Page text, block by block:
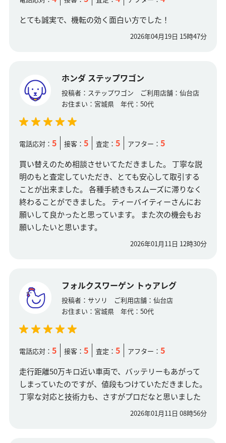
とても誠実で、機転の効く面白い方でした！
2026年04月19日 15時47分
ホンダ ステップワゴン
投稿者： ステップワゴン ご利用店舗： 仙台店
お住まい： 宮城県 年代： 50代
電話応対： 5 接客： 5 査定： 5 アフター： 5
買い替えのため相談させいてただきました。 丁寧な説
明のもと査定していただき、とても安心して取引する
ことが出来ました。 各種手続きもスムーズに滞りなく
終わることができました。 ティーバイティーさんにお
願いして良かったと思っています。 また次の機会もお
願いしたいと思います。
2026年01月11日 12時30分
フォルクスワーゲン トゥアレグ
投稿者： サソリ ご利用店舗： 仙台店
お住まい： 宮城県 年代： 50代
電話応対： 5 接客： 5 査定： 5 アフター： 5
走行距離50万キロ近い車両で、バッテリーもあがって
しまっていたのですが、値段もつけていただきました。
丁寧な対応と技術力も、さすがプロだなと思いました
2026年01月11日 08時56分